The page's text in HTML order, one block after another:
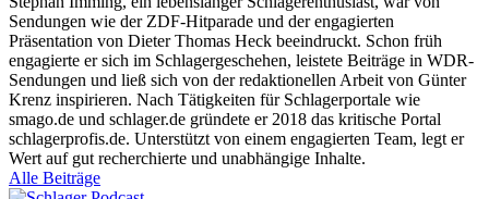
Sendungen wie der ZDF-Hitparade und der engagierten
Präsentation von Dieter Thomas Heck beeindruckt. Schon früh
engagierte er sich im Schlagergeschehen, leistete Beiträge in WDR-
Sendungen und ließ sich von der redaktionellen Arbeit von Günter
Krenz inspirieren. Nach Tätigkeiten für Schlagerportale wie
smago.de und schlager.de gründete er 2018 das kritische Portal
schlagerprofis.de. Unterstützt von einem engagierten Team, legt er
Wert auf gut recherchierte und unabhängige Inhalte.
Alle Beiträge